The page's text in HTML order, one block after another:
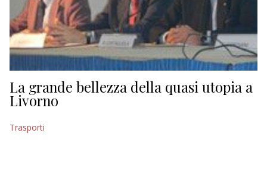
ECONOMIA
TURISMO
CULTURA
NAUTICA
EDITORIALI
La grande bellezza della quasi utopia a
Livorno
Trasporti